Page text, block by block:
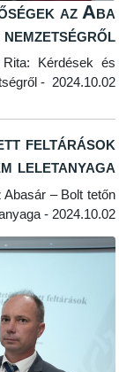
lehetőségek
Rita:
nemzetségről -
végzett
fém
Az Abasár –
fém leletanyaga -